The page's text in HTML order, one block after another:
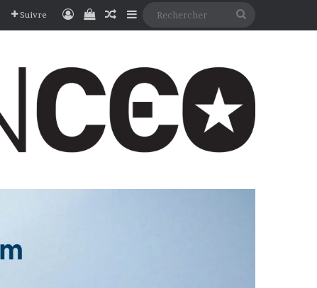
Suivre Connexion
Voir votre panier
Article Aléatoire
Sidebar (barre latérale)